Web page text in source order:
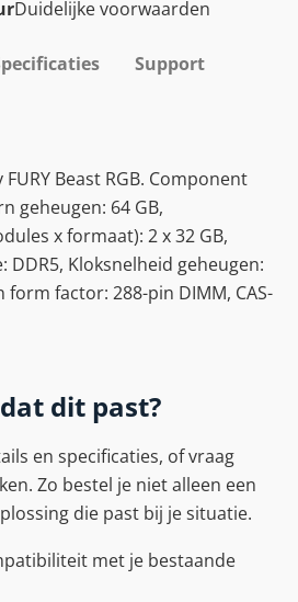
Duidelijke voorwaarden
Support
Beast RGB. Component
geheugen: 64 GB,
x formaat): 2 x 32 GB,
DDR5, Kloksnelheid geheugen:
form factor: 288-pin DIMM, CAS-
dit past?
en specificaties, of vraag
Zo bestel je niet alleen een
die past bij je situatie.
met je bestaande